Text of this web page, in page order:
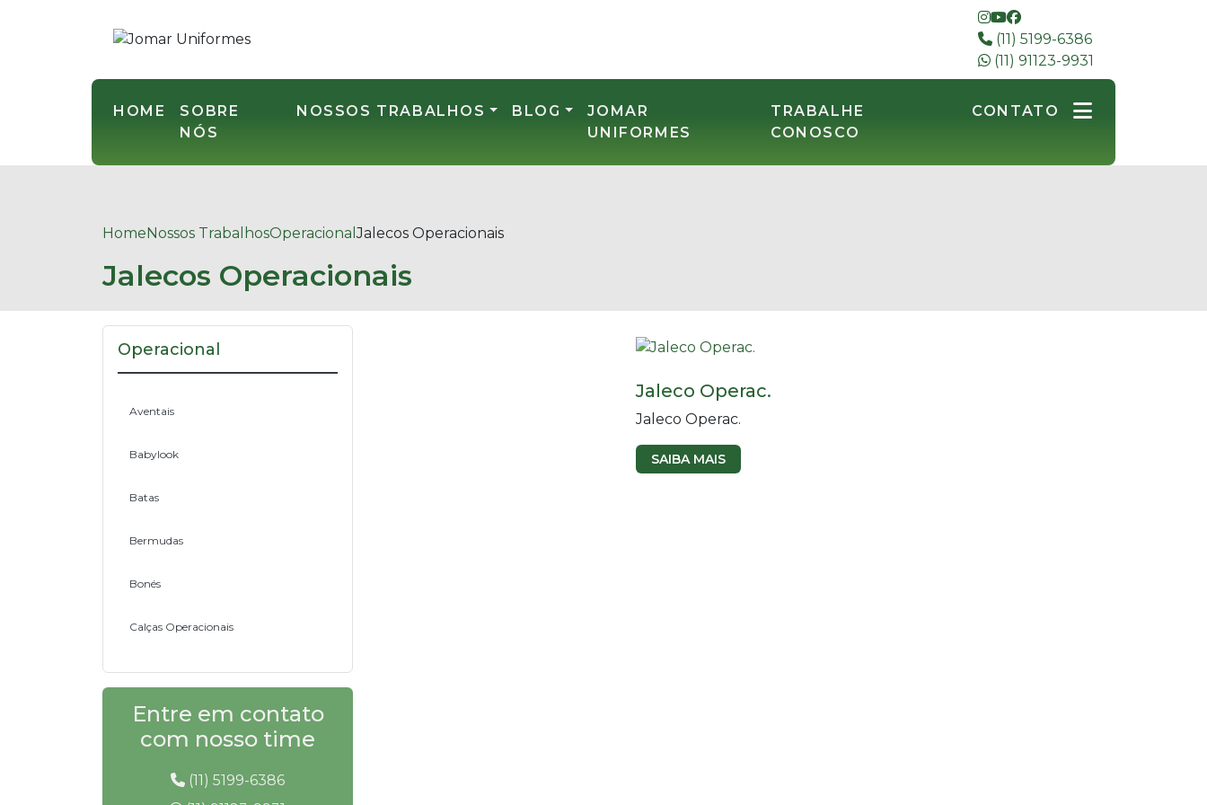
(11) 5199-6386
(11) 91123-9931
HOME
SOBRE
NÓS
NOSSOS TRABALHOS BLOG
JOMAR
UNIFORMES
TRABALHE
CONOSCO
CONTATO
HomeNossos TrabalhosOperacionalJalecos Operacionais
Jalecos Operacionais
Jaleco Operac.
Jaleco Operac.
SAIBA MAIS
Operacional
Aventais
Babylook
Batas
Bermudas
Bonés
Calças Operacionais
Camisas em Brim
Camisetas Operacionais
Conjuntos em Brim
Entre em contato
com nosso time
(11) 5199-6386